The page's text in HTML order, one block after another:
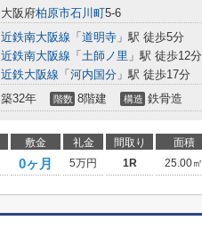
大阪府柏原市石川町5-6
近鉄南大阪線 「 道明寺 」駅 徒歩5分
近鉄南大阪線 「 土師ノ里 」駅 徒歩12分
近鉄大阪線 「 河内国分 」駅 徒歩17分
築32年 階数 8階建 構造 鉄骨造
敷金 礼金 間取り 面積
0ヶ月 5万円 1R 25.00㎡